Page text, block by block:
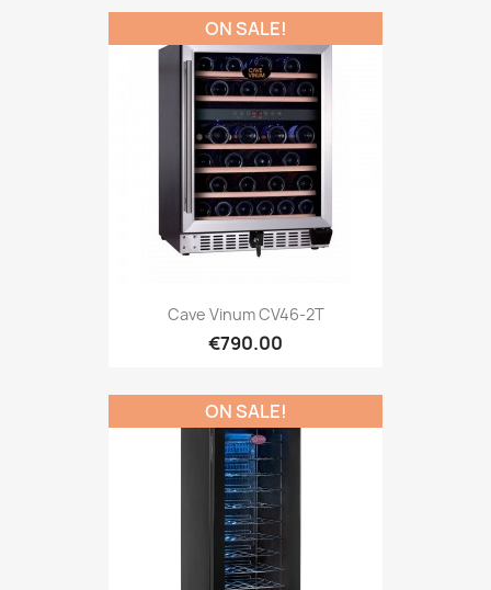
Cave Vinum CV46-2T
€790.00
ON SALE!
ON SALE!